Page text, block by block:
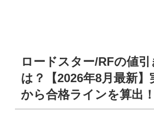
ロードスター/RFの値引
は？【2026年8月最新】
から合格ラインを算出！